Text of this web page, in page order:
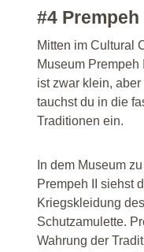
#4
Mitten im Cultural
Museum
ist zwar klein,
tauchst du in die
Traditionen ein.
In dem Museum
Prempeh II siehst
Kriegskleidung
Schutzamulette.
Wahrung der